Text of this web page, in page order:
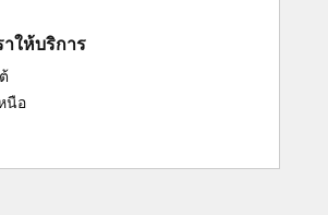
ให้บริการ
นือ